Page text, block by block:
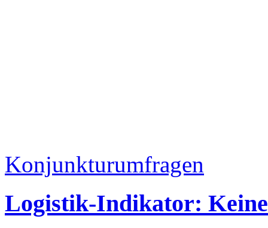
Konjunkturumfragen
Logistik-Indikator: